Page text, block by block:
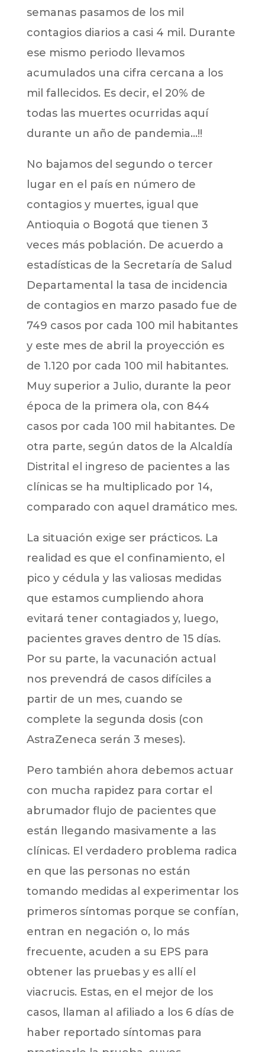
semanas pasamos de los mil
contagios diarios a casi 4 mil. Durante
ese mismo periodo llevamos
acumulados una cifra cercana a los
mil fallecidos. Es decir, el 20% de
todas las muertes ocurridas aquí
durante un año de pandemia…!!
No bajamos del segundo o tercer
lugar en el país en número de
contagios y muertes, igual que
Antioquia o Bogotá que tienen 3
veces más población. De acuerdo a
estadísticas de la Secretaría de Salud
Departamental la tasa de incidencia
de contagios en marzo pasado fue de
749 casos por cada 100 mil habitantes
y este mes de abril la proyección es
de 1.120 por cada 100 mil habitantes.
Muy superior a Julio, durante la peor
época de la primera ola, con 844
casos por cada 100 mil habitantes. De
otra parte, según datos de la Alcaldía
Distrital el ingreso de pacientes a las
clínicas se ha multiplicado por 14,
comparado con aquel dramático mes.
La situación exige ser prácticos. La
realidad es que el confinamiento, el
pico y cédula y las valiosas medidas
que estamos cumpliendo ahora
evitará tener contagiados y, luego,
pacientes graves dentro de 15 días.
Por su parte, la vacunación actual
nos prevendrá de casos difíciles a
partir de un mes, cuando se
complete la segunda dosis (con
AstraZeneca serán 3 meses).
Pero también ahora debemos actuar
con mucha rapidez para cortar el
abrumador flujo de pacientes que
están llegando masivamente a las
clínicas. El verdadero problema radica
en que las personas no están
tomando medidas al experimentar los
primeros síntomas porque se confían,
entran en negación o, lo más
frecuente, acuden a su EPS para
obtener las pruebas y es allí el
viacrucis. Estas, en el mejor de los
casos, llaman al afiliado a los 6 días de
haber reportado síntomas para